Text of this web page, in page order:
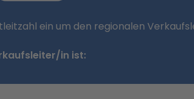
ein um den regionalen
in ist: